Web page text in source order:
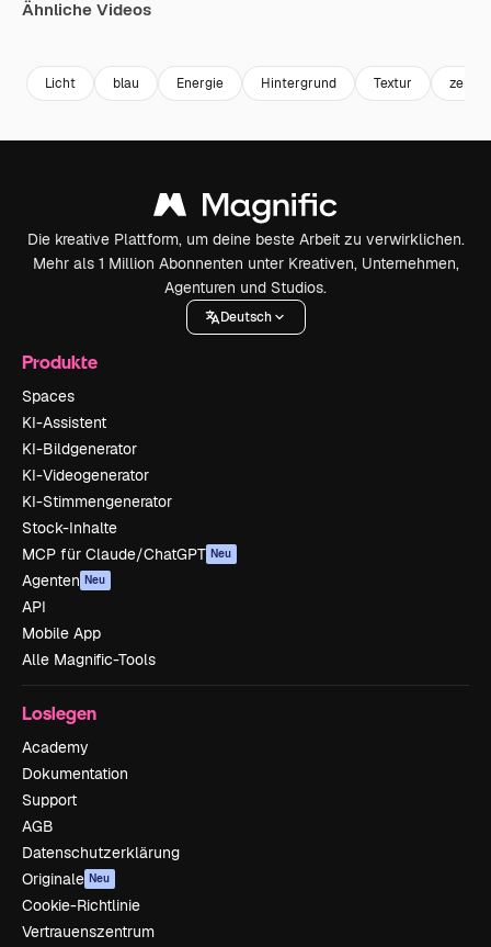
Ähnliche Videos
Licht blau Energie Hintergrund Textur
Die kreative Plattform, um deine beste Arbeit zu verwirklichen.
Mehr als 1 Million Abonnenten unter Kreativen, Unternehmen,
Agenturen und Studios.
Deutsch
Produkte
Spaces
KI-Assistent
KI-Bildgenerator
KI-Videogenerator
KI-Stimmengenerator
Stock-Inhalte
MCP für Claude/ChatGPT Neu
Agenten Neu
API
Mobile App
Alle Magnific-Tools
Loslegen
Academy
Dokumentation
Support
AGB
Datenschutzerklärung
Originale Neu
Cookie-Richtlinie
Vertrauenszentrum